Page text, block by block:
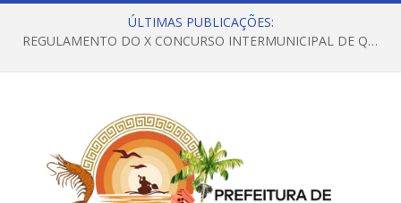
ÚLTIMAS PUBLICAÇÕES:
REGULAMENTO DO X CONCURSO INTERMUNICIPAL DE QUADRILHAS JUNINAS – 2026 – ARRAIÁ DA VENEZA